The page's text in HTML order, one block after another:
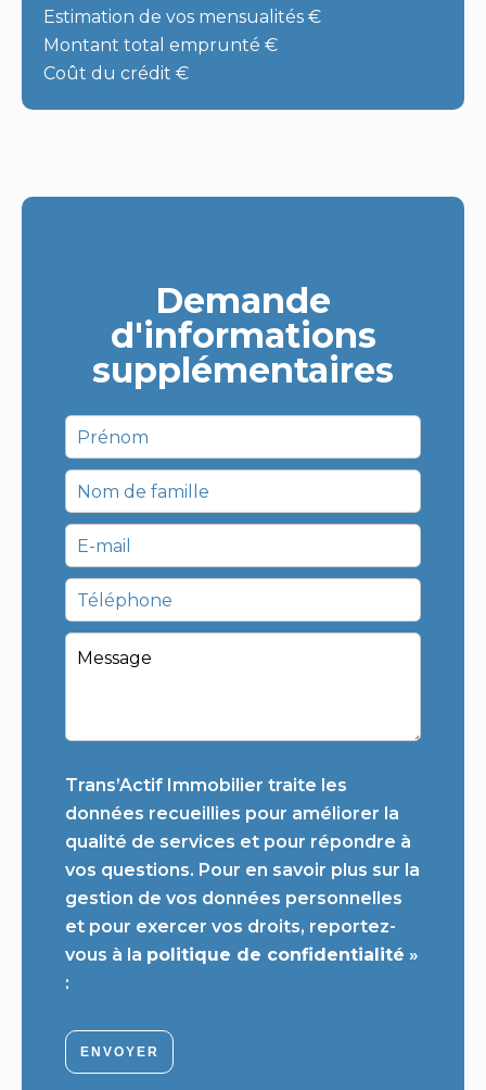
Estimation de vos mensualités €
Montant total emprunté €
Coût du crédit €
Demande
d'informations
supplémentaires
Trans’Actif Immobilier traite les
données recueillies pour améliorer la
qualité de services et pour répondre à
vos questions. Pour en savoir plus sur la
gestion de vos données personnelles
et pour exercer vos droits, reportez-
vous à la politique de confidentialité »
:
ENVOYER